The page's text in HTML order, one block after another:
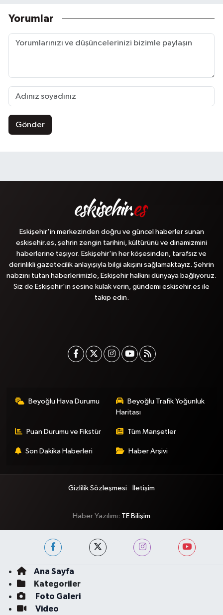
Yorumlar
Gönder
Eskişehir'in merkezinden doğru ve güncel haberler sunan
eskisehir.es, şehrin zengin tarihini, kültürünü ve dinamizmini
haberlerine taşıyor. Eskişehir'in her köşesinden, tarafsız ve
derinlikli gazetecilik anlayışıyla bilgi akışını sağlamaktayız. Şehrin
nabzını tutan haberlerimizle, Eskişehir halkını dünyaya bağlıyoruz.
Siz de Eskişehir'in sesine kulak verin, gündemi eskisehir.es ile
takip edin.
Beyoğlu Hava Durumu
Beyoğlu Trafik Yoğunluk
Haritası
Puan Durumu ve Fikstür Tüm Manşetler
Son Dakika Haberleri Haber Arşivi
Gizlilik Sözleşmesi İletişim
Haber Yazılımı: TE Bilişim
Ana Sayfa
Kategoriler
Foto Galeri
Video